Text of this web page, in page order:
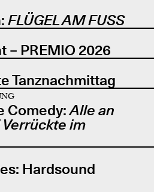
FLÜGEL AM FUSS
– PREMIO 2026
Tanznachmittag
Comedy:Alle an
im
Hardsound